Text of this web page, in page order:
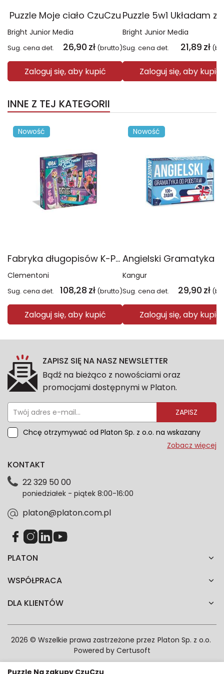
Puzzle Moje ciało CzuCzu
Bright Junior Media
Sug. cena det. 26,90 zł (brutto)
Zaloguj się, aby kupić
Bright Junior Media
Sug. cena det. 21,89 zł
Zaloguj się, aby kupić
INNE Z TEJ KATEGORII
Nowość
Fabryka długopisów K-Pop Demon Hunters 18476
Clementoni
Sug. cena det. 108,28 zł (brutto)
Zaloguj się, aby kupić
Nowość
Kangur
Sug. cena det. 29,90 zł
Zaloguj się, aby kupić
Puzzle Na zakupy CzuCzu
ZAPISZ SIĘ NA NASZ NEWSLETTER
Bądź na bieżąco z nowościami oraz
promocjami dostępnymi w Platon.
ZAPISZ
Chcę otrzymywać od Platon Sp. z o.o. na wskazany
przeze mnie adres e-mail informacje marketingowe
dotyczące danych osobowych znajdziesz w naszej
każdym czasie. Wycofanie zgody nie wpłynie na
zgodność z prawem przetwarzania dokonanego przed
Zobacz więcej
PLATON
WSPÓŁPRACA
DLA KLIENTÓW
KONTAKT
22 329 50 00
poniedziałek - piątek 8:00-16:00
platon@platon.com.pl
2026 © Wszelkie prawa zastrzeżone przez Platon Sp. z o.o.
Powered by Certusoft